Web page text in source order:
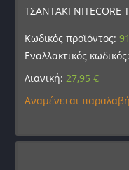
ΤΣΑΝΤΑΚΙ NITECORE
Κωδικός προϊόντος:
Εναλλακτικός κωδικός:
Λιανική:27,95€
Αναμένεται